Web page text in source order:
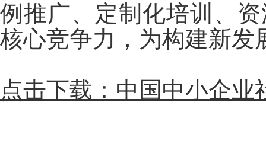
例推广、定制化培训、
核心竞争力，为构建新发
点击下载：中国中小企